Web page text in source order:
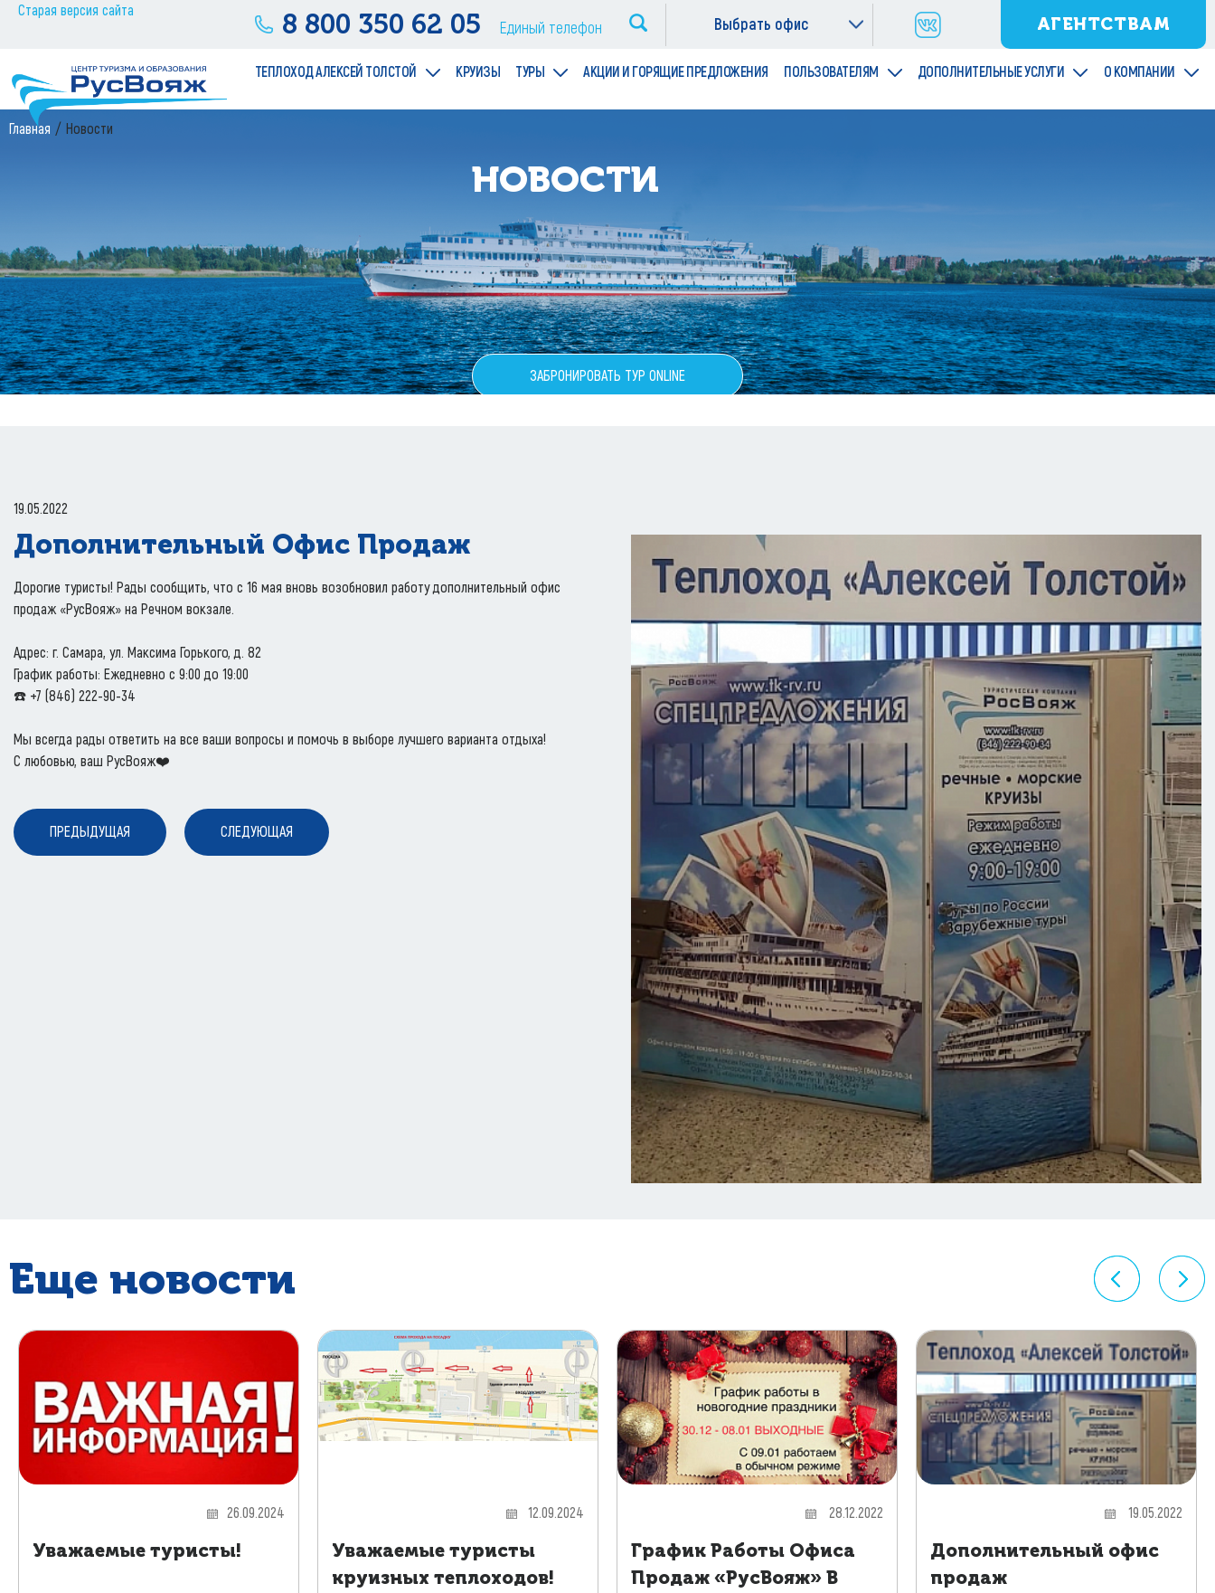
Старая версия сайта 8 800 350 62 05 Единый телефон Выбрать офис АГЕНТСТВАМ
ТЕПЛОХОД АЛЕКСЕЙ ТОЛСТОЙ КРУИЗЫ ТУРЫ АКЦИИ И ГОРЯЩИЕ ПРЕДЛОЖЕНИЯ ПОЛЬЗОВАТЕЛЯМ ДОПОЛНИТЕЛЬНЫЕ УСЛУГИ О КОМПАНИИ
Главная Новости
НОВОСТИ
ЗАБРОНИРОВАТЬ ТУР ONLINE
19.05.2022
Дополнительный Офис Продаж
Дорогие туристы! Рады сообщить, что с 16 мая вновь возобновил работу дополнительный офис
продаж «РусВояж» на Речном вокзале.
Адрес: г. Самара, ул. Максима Горького, д. 82
График работы: Ежедневно с 9:00 до 19:00
☎️ +7 (846) 222-90-34
Мы всегда рады ответить на все ваши вопросы и помочь в выборе лучшего варианта отдыха!
С любовью, ваш РусВояж❤️
ПРЕДЫДУЩАЯ СЛЕДУЮЩАЯ
Еще новости
26.09.2024
Уважаемые туристы!
12.09.2024
Уважаемые туристы
круизных теплоходов!
28.12.2022
График Работы Офиса
Продаж «РусВояж» В
19.05.2022
Дополнительный офис
продаж